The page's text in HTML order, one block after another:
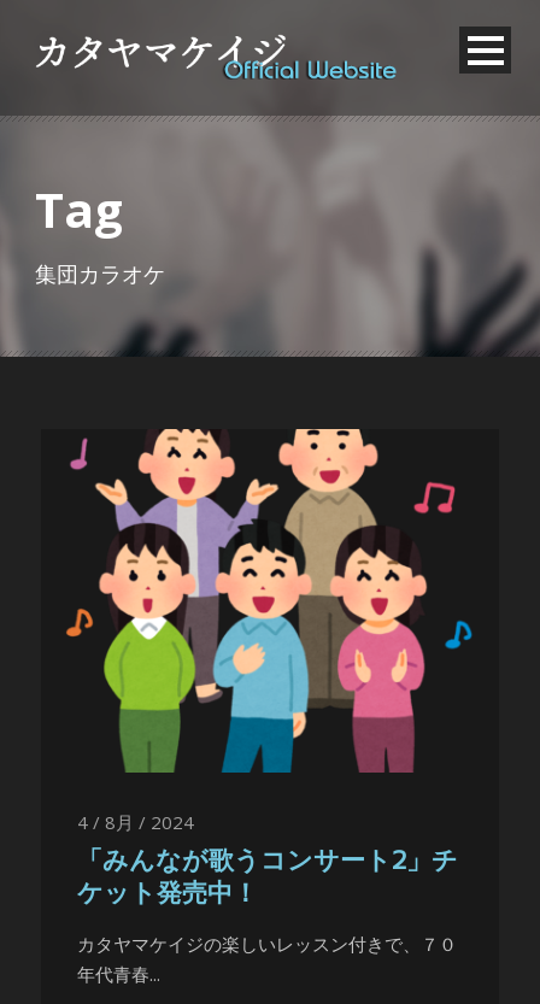
Tag
集団カラオケ
4 / 8月 / 2024
「みんなが歌うコンサート2」チ
ケット発売中！
カタヤマケイジの楽しいレッスン付きで、７０
年代青春...